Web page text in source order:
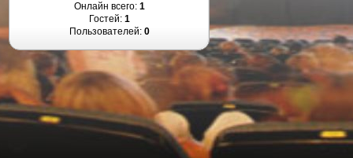
Онлайн всего: 1
Гостей: 1
Пользователей: 0